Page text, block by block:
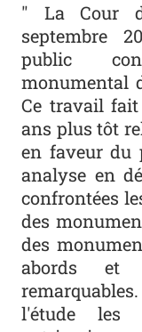
" La Cour
septembre
public
monumental
Ce travail
ans plus tôt
en faveur du
analyse en
confrontées
des
des
abords et
l'étude les